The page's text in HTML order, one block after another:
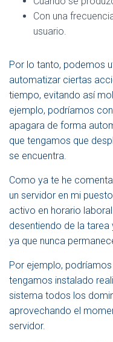
Con una
usuario.
Por lo tanto, podemos
automatizar ciertas
tiempo, evitando así
ejemplo, podríamos
apagara de forma
que tengamos que
se encuentra.
Como ya te he
un servidor en mi
activo en horario
desentiendo de la tarea
ya que nunca
Por ejemplo,
tengamos instalado
sistema todos los
aprovechando el
servidor.